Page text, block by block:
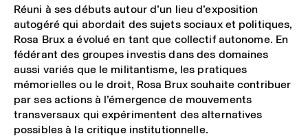
Réuni à ses débuts autour d’un lieu d’exposition
autogéré qui abordait des sujets sociaux et politiques,
Rosa Brux a évolué en tant que collectif autonome. En
fédérant des groupes investis dans des domaines
aussi variés que le militantisme, les pratiques
mémorielles ou le droit, Rosa Brux souhaite contribuer
par ses actions à l’émergence de mouvements
transversaux qui expérimentent des alternatives
possibles à la critique institutionnelle.